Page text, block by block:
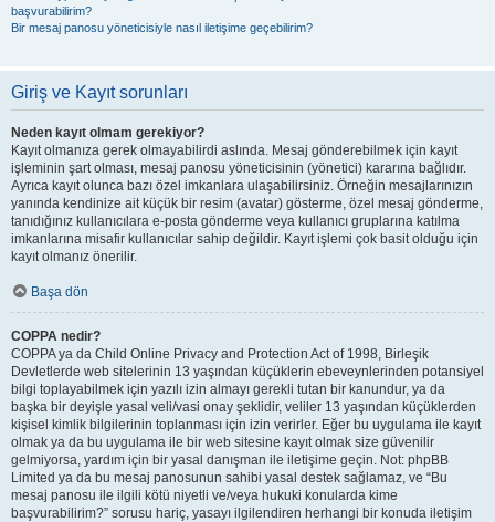
başvurabilirim?
Bir mesaj panosu yöneticisiyle nasıl iletişime geçebilirim?
Giriş ve Kayıt sorunları
Neden kayıt olmam gerekiyor?
Kayıt olmanıza gerek olmayabilirdi aslında. Mesaj gönderebilmek için kayıt
işleminin şart olması, mesaj panosu yöneticisinin (yönetici) kararına bağlıdır.
Ayrıca kayıt olunca bazı özel imkanlara ulaşabilirsiniz. Örneğin mesajlarınızın
yanında kendinize ait küçük bir resim (avatar) gösterme, özel mesaj gönderme,
tanıdığınız kullanıcılara e-posta gönderme veya kullanıcı gruplarına katılma
imkanlarına misafir kullanıcılar sahip değildir. Kayıt işlemi çok basit olduğu için
kayıt olmanız önerilir.
Başa dön
COPPA nedir?
COPPA ya da Child Online Privacy and Protection Act of 1998, Birleşik
Devletlerde web sitelerinin 13 yaşından küçüklerin ebeveynlerinden potansiyel
bilgi toplayabilmek için yazılı izin almayı gerekli tutan bir kanundur, ya da
başka bir deyişle yasal veli/vasi onay şeklidir, veliler 13 yaşından küçüklerden
kişisel kimlik bilgilerinin toplanması için izin verirler. Eğer bu uygulama ile kayıt
olmak ya da bu uygulama ile bir web sitesine kayıt olmak size güvenilir
gelmiyorsa, yardım için bir yasal danışman ile iletişime geçin. Not: phpBB
Limited ya da bu mesaj panosunun sahibi yasal destek sağlamaz, ve “Bu
mesaj panosu ile ilgili kötü niyetli ve/veya hukuki konularda kime
başvurabilirim?” sorusu hariç, yasayı ilgilendiren herhangi bir konuda iletişim